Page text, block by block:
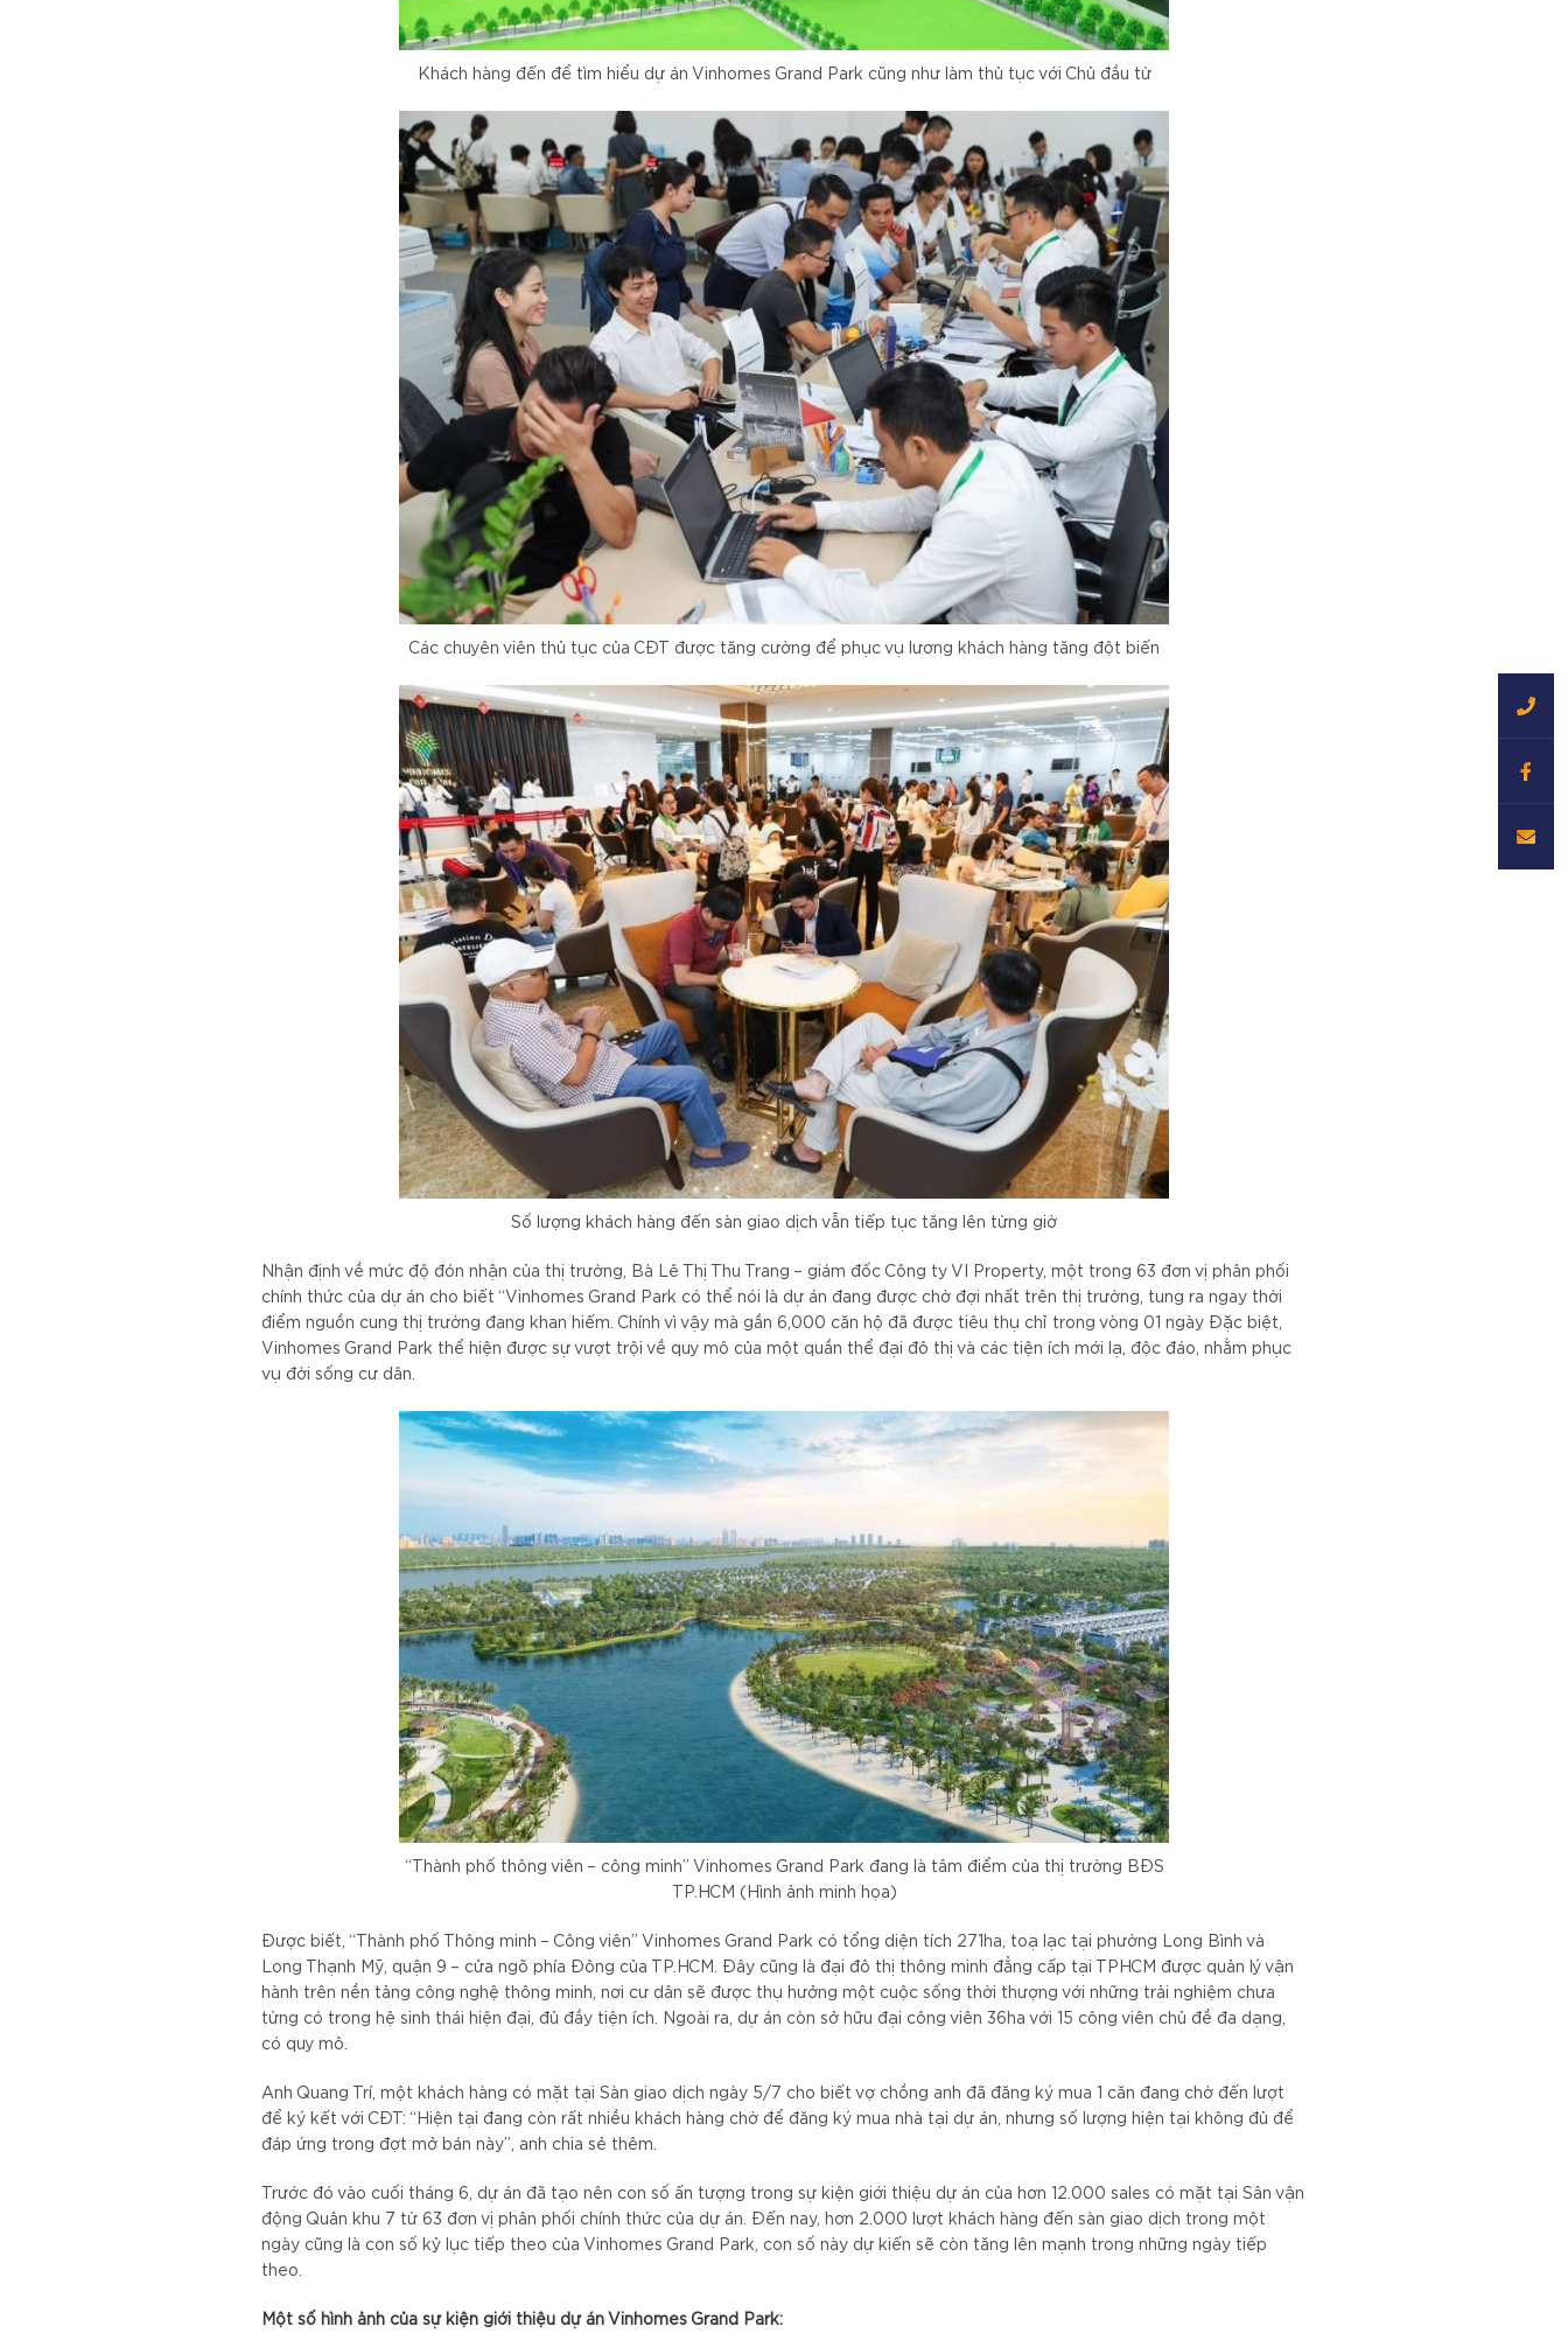
Khách hàng đến để tìm hiểu dự án Vinhomes Grand Park cũng như làm thủ tục với Chủ đầu từ
Các chuyên viên thủ tục của CĐT được tăng cường để phục vụ lương khách hàng tăng đột biến
Số lượng khách hàng đến sàn giao dịch vẫn tiếp tục tăng lên từng giờ
Nhận định về mức độ đón nhận của thị trường, Bà Lê Thị Thu Trang – giám đốc Công ty VI Property, một trong 63 đơn vị phân phối
chính thức của dự án cho biết “Vinhomes Grand Park có thể nói là dự án đang được chờ đợi nhất trên thị trường, tung ra ngay thời
điểm nguồn cung thị trường đang khan hiếm. Chính vì vậy mà gần 6,000 căn hộ đã được tiêu thụ chỉ trong vòng 01 ngày Đặc biệt,
Vinhomes Grand Park thể hiện được sự vượt trội về quy mô của một quần thể đại đô thị và các tiện ích mới lạ, độc đáo, nhằm phục
vụ đời sống cư dân.
“Thành phố thông viên – công minh” Vinhomes Grand Park đang là tâm điểm của thị trường BĐS
TP.HCM (Hình ảnh minh họa)
Được biết, “Thành phố Thông minh – Công viên” Vinhomes Grand Park có tổng diện tích 271ha, toạ lạc tại phường Long Bình và
Long Thạnh Mỹ, quận 9 – cửa ngõ phía Đông của TP.HCM. Đây cũng là đại đô thị thông minh đẳng cấp tại TPHCM được quản lý vận
hành trên nền tảng công nghệ thông minh, nơi cư dân sẽ được thụ hưởng một cuộc sống thời thượng với những trải nghiệm chưa
từng có trong hệ sinh thái hiện đại, đủ đầy tiện ích. Ngoài ra, dự án còn sở hữu đại công viên 36ha với 15 công viên chủ đề đa dạng,
có quy mô.
Anh Quang Trí, một khách hàng có mặt tại Sàn giao dịch ngày 5/7 cho biết vợ chồng anh đã đăng ký mua 1 căn đang chờ đến lượt
để ký kết với CĐT: “Hiện tại đang còn rất nhiều khách hàng chờ để đăng ký mua nhà tại dự án, nhưng số lượng hiện tại không đủ để
đáp ứng trong đợt mở bán này”, anh chia sẻ thêm.
Trước đó vào cuối tháng 6, dự án đã tạo nên con số ấn tượng trong sự kiện giới thiệu dự án của hơn 12.000 sales có mặt tại Sân vận
động Quân khu 7 từ 63 đơn vị phân phối chính thức của dự án. Đến nay, hơn 2.000 lượt khách hàng đến sàn giao dịch trong một
ngày cũng là con số kỷ lục tiếp theo của Vinhomes Grand Park, con số này dự kiến sẽ còn tăng lên mạnh trong những ngày tiếp
theo.
Một số hình ảnh của sự kiện giới thiệu dự án Vinhomes Grand Park: